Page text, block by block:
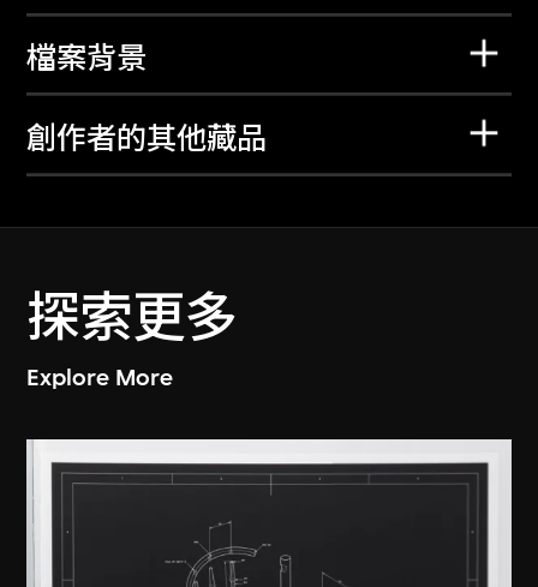
檔案背景
創作者的其他藏品
探索更多
Explore More